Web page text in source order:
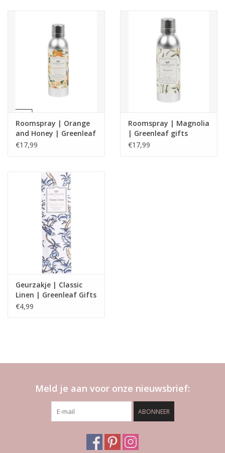
Roomspray | Orange
and Honey | Greenleaf
Gifts
€17,99
Roomspray | Magnolia
| Greenleaf gifts
€17,99
Geurzakje | Classic
Linen | Greenleaf Gifts
€4,99
Meld je aan voor onze nieuwsbrief:
ABONNEER